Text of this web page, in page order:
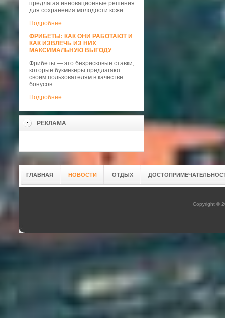
предлагая инновационные решения
для сохранения молодости кожи.
Подробнее...
ФРИБЕТЫ: КАК ОНИ РАБОТАЮТ И
КАК ИЗВЛЕЧЬ ИЗ НИХ
МАКСИМАЛЬНУЮ ВЫГОДУ
Фрибеты — это безрисковые ставки,
которые букмекеры предлагают
своим пользователям в качестве
бонусов.
Подробнее...
РЕКЛАМА
ГЛАВНАЯ НОВОСТИ ОТДЫХ
Copyright ©